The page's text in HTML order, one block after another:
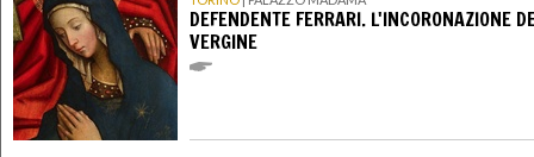
DEFENDENTE FERRARI. L'INCORONAZIONE
VERGINE